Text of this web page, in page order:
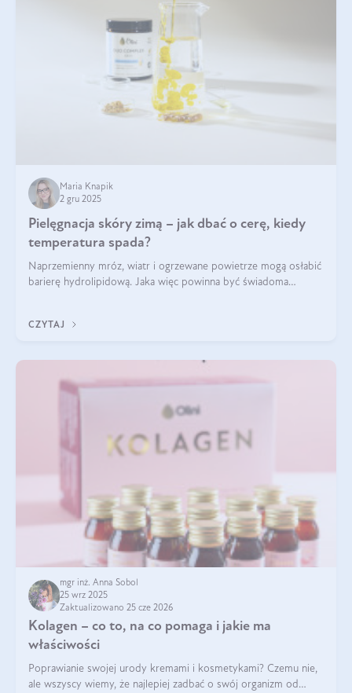
Maria Knapik
2 gru 2025
Pielęgnacja skóry zimą – jak dbać o cerę, kiedy
temperatura spada?
Naprzemienny mróz, wiatr i ogrzewane powietrze mogą osłabić
barierę hydrolipidową. Jaka więc powinna być świadoma
CZYTAJ
mgr inż. Anna Sobol
25 wrz 2025
Zaktualizowano 25 cze 2026
Kolagen – co to, na co pomaga i jakie ma
właściwości
Poprawianie swojej urody kremami i kosmetykami? Czemu nie,
ale wszyscy wiemy, że najlepiej zadbać o swój organizm od